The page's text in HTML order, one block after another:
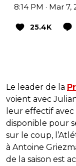
8:14 PM · Mar 7,
25.4K
Le leader de la
voient avec
leur effectif
disponible pour
sur le coup,
à Antoine
de la saison est